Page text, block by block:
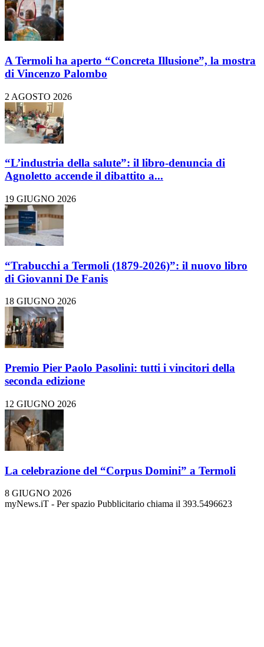
A Termoli ha aperto “Concreta Illusione”, la mostra
di Vincenzo Palombo
2 AGOSTO 2026
“L’industria della salute”: il libro-denuncia di
Agnoletto accende il dibattito a...
19 GIUGNO 2026
“Trabucchi a Termoli (1879-2026)”: il nuovo libro
di Giovanni De Fanis
18 GIUGNO 2026
Premio Pier Paolo Pasolini: tutti i vincitori della
seconda edizione
12 GIUGNO 2026
La celebrazione del “Corpus Domini” a Termoli
8 GIUGNO 2026
myNews.iT - Per spazio Pubblicitario chiama il 393.5496623